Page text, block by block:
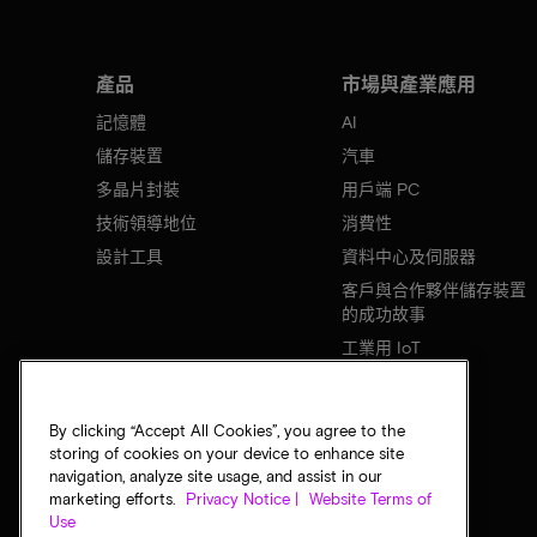
產品
記憶體
儲存裝置
多晶片封裝
技術領導地位
設計工具
市場與產業應用
AI
汽車
用戶端 PC
消費性
資料中心及伺服器
客戶與合作夥伴儲存裝置
的成功故事
工業用 IoT
By clicking “Accept All Cookies”, you agree to the
storing of cookies on your device to enhance site
navigation, analyze site usage, and assist in our
marketing efforts.
Privacy Notice |
Website Terms of
Use